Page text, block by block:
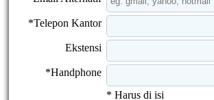
*Telepon Kantor
Ekstensi
*Handphone
* Harus di isi